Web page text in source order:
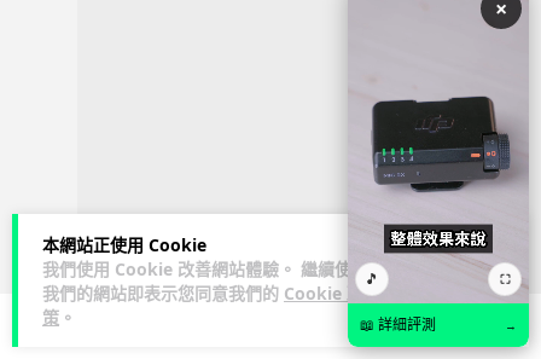
本網站正使用 Cookie
我們使用 Cookie 改善網站體驗。 繼續使用
我們的網站即表示您同意我們的 Cookie 政
策 。
×
🎵 ⛶
📖 詳細評測 →